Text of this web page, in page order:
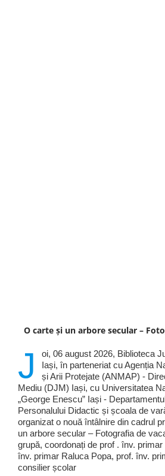
O carte și un arbore secular –
J
oi, 06 august 2026, Biblioteca
Iași, în parteneriat cu Agenția
și Arii Protejate (ANMAP) -
Mediu (DJM) Iași, cu Universitatea
„George Enescu” Iași -
Personalului Didactic și școala de
organizat o nouă întâlnire din cadrul
un arbore secular – Fotografia de
grupă, coordonați de prof . înv.
înv. primar Raluca Popa, prof. înv.
consilier școlar